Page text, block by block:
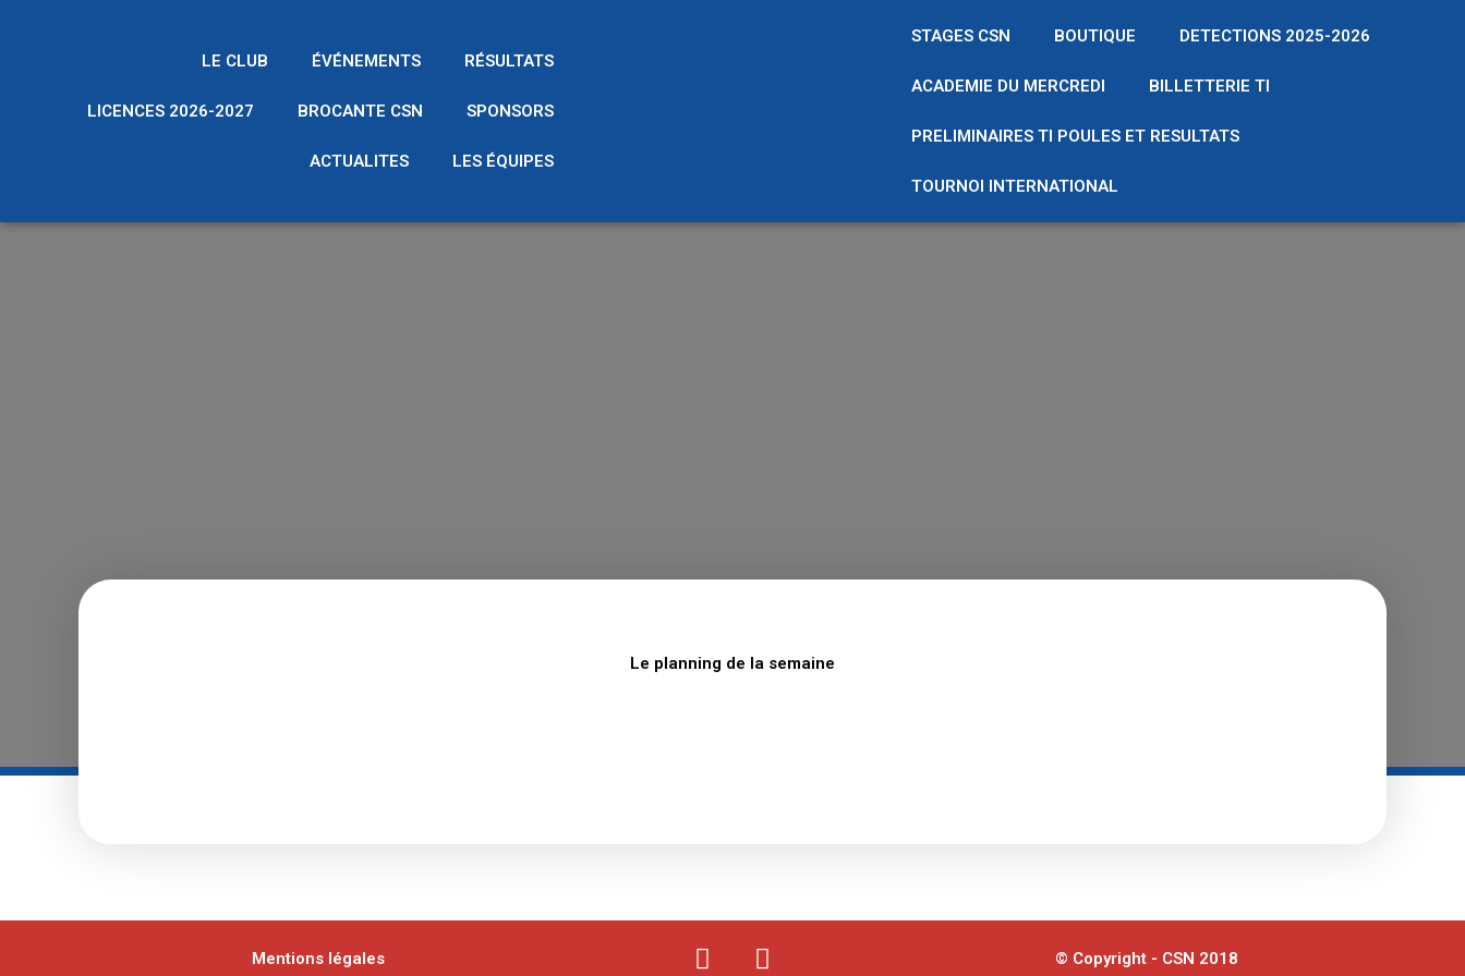
LE CLUB ÉVÉNEMENTS RÉSULTATS
LICENCES 2026-2027 BROCANTE CSN SPONSORS
ACTUALITES LES ÉQUIPES
STAGES CSN BOUTIQUE DETECTIONS 2025-2026
ACADEMIE DU MERCREDI BILLETTERIE TI
PRELIMINAIRES TI POULES ET RESULTATS
TOURNOI INTERNATIONAL
Le planning de la semaine
Mentions légales
F
Y
© Copyright - CSN 2018